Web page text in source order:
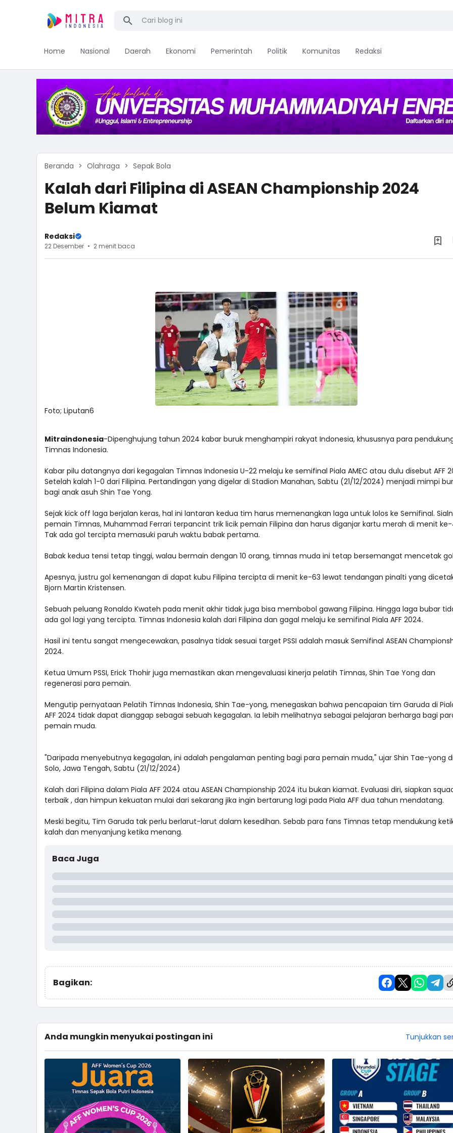
Home Nasional Daerah Ekonomi Pemerintah Politik Komunitas Redaksi
Beranda Olahraga Sepak Bola
Kalah dari Filipina di ASEAN Championship 2024
Belum Kiamat
Redaksi
22 Desember 2 menit baca
Foto; Liputan6
Mitraindonesia-Dipenghujung tahun 2024 kabar buruk menghampiri rakyat Indonesia, khususnya para
Timnas Indonesia.
Kabar pilu datangnya dari kegagalan Timnas Indonesia U-22 melaju ke semifinal Piala AMEC atau dulu disebut AFF
Setelah kalah 1-0 dari Filipina. Pertandingan yang digelar di Stadion Manahan, Sabtu (21/12/2024) menjadi mimpi
bagi anak asuh Shin Tae Yong.
Sejak kick off laga berjalan keras, hal ini lantaran kedua tim harus memenangkan laga untuk lolos ke Semifinal.
pemain Timnas, Muhammad Ferrari terpancint trik licik pemain Filipina dan harus diganjar kartu merah di menit ke-
Tak ada gol tercipta memasuki paruh waktu babak pertama.
Babak kedua tensi tetap tinggi, walau bermain dengan 10 orang, timnas muda ini tetap bersemangat mencetak
Apesnya, justru gol kemenangan di dapat kubu Filipina tercipta di menit ke-63 lewat tendangan pinalti yang
Bjorn Martin Kristensen.
Sebuah peluang Ronaldo Kwateh pada menit akhir tidak juga bisa membobol gawang Filipina. Hingga laga bubar
ada gol lagi yang tercipta. Timnas Indonesia kalah dari Filipina dan gagal melaju ke semifinal Piala AFF 2024.
Hasil ini tentu sangat mengecewakan, pasalnya tidak sesuai target PSSI adalah masuk Semifinal ASEAN
2024.
Ketua Umum PSSI, Erick Thohir juga memastikan akan mengevaluasi kinerja pelatih Timnas, Shin Tae Yong dan
regenerasi para pemain.
Mengutip pernyataan Pelatih Timnas Indonesia, Shin Tae-yong, menegaskan bahwa pencapaian tim Garuda di
AFF 2024 tidak dapat dianggap sebagai sebuah kegagalan. Ia lebih melihatnya sebagai pelajaran berharga bagi
pemain muda.
"Daripada menyebutnya kegagalan, ini adalah pengalaman penting bagi para pemain muda," ujar Shin Tae-yong di
Solo, Jawa Tengah, Sabtu (21/12/2024)
Kalah dari Filipina dalam Piala AFF 2024 atau ASEAN Championship 2024 itu bukan kiamat. Evaluasi diri, siapkan
terbaik , dan himpun kekuatan mulai dari sekarang jika ingin bertarung lagi pada Piala AFF dua tahun mendatang.
Meski begitu, Tim Garuda tak perlu berlarut-larut dalam kesedihan. Sebab para fans Timnas tetap mendukung
kalah dan menyanjung ketika menang.
Baca Juga
Bagikan:
Anda mungkin menyukai postingan ini Tunjukkan